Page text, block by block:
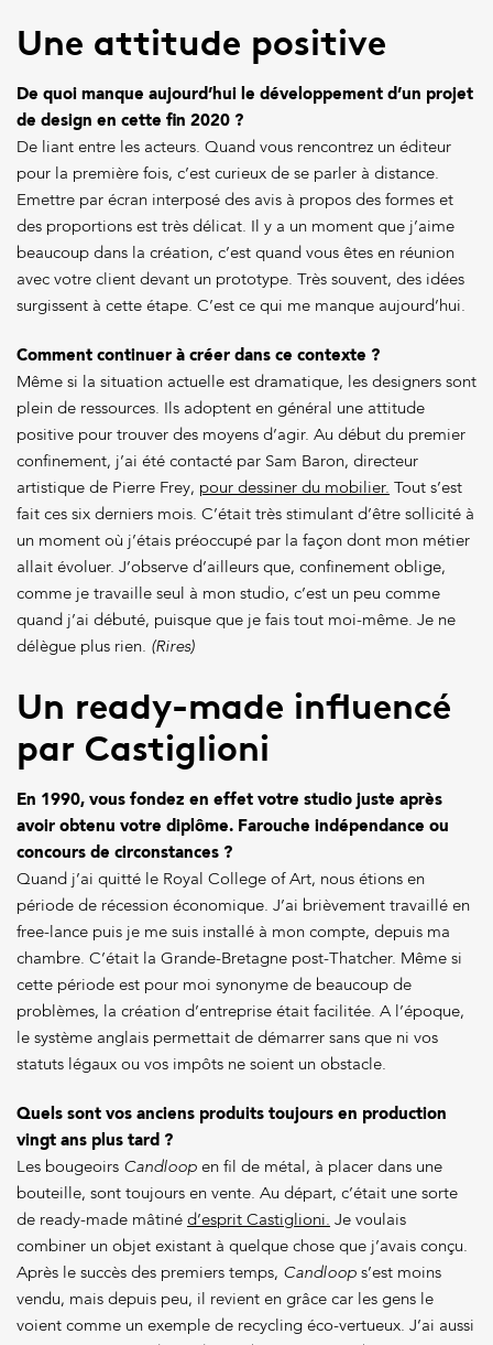
Une attitude positive
De quoi manque aujourd’hui le développement d’un projet
de design en cette fin 2020 ?
De liant entre les acteurs. Quand vous rencontrez un éditeur
pour la première fois, c’est curieux de se parler à distance.
Emettre par écran interposé des avis à propos des formes et
des proportions est très délicat. Il y a un moment que j’aime
beaucoup dans la création, c’est quand vous êtes en réunion
avec votre client devant un prototype. Très souvent, des idées
surgissent à cette étape. C’est ce qui me manque aujourd’hui.
Comment continuer à créer dans ce contexte ?
Même si la situation actuelle est dramatique, les designers sont
plein de ressources. Ils adoptent en général une attitude
positive pour trouver des moyens d’agir. Au début du premier
confinement, j’ai été contacté par Sam Baron, directeur
artistique de Pierre Frey, pour dessiner du mobilier. Tout s’est
fait ces six derniers mois. C’était très stimulant d’être sollicité à
un moment où j’étais préoccupé par la façon dont mon métier
allait évoluer. J’observe d’ailleurs que, confinement oblige,
comme je travaille seul à mon studio, c’est un peu comme
quand j’ai débuté, puisque que je fais tout moi-même. Je ne
délègue plus rien. (Rires)
Un ready-made influencé
par Castiglioni
En 1990, vous fondez en effet votre studio juste après
avoir obtenu votre diplôme. Farouche indépendance ou
concours de circonstances ?
Quand j’ai quitté le Royal College of Art, nous étions en
période de récession économique. J’ai brièvement travaillé en
free-lance puis je me suis installé à mon compte, depuis ma
chambre. C’était la Grande-Bretagne post-Thatcher. Même si
cette période est pour moi synonyme de beaucoup de
problèmes, la création d’entreprise était facilitée. A l’époque,
le système anglais permettait de démarrer sans que ni vos
statuts légaux ou vos impôts ne soient un obstacle.
Quels sont vos anciens produits toujours en production
vingt ans plus tard ?
Les bougeoirs Candloop en fil de métal, à placer dans une
bouteille, sont toujours en vente. Au départ, c’était une sorte
de ready-made mâtiné d’esprit Castiglioni. Je voulais
combiner un objet existant à quelque chose que j’avais conçu.
Après le succès des premiers temps, Candloop s’est moins
vendu, mais depuis peu, il revient en grâce car les gens le
voient comme un exemple de recycling éco-vertueux. J’ai aussi